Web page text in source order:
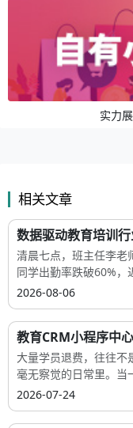
实力
相关文章
数据驱动教育培训
清晨七点，班主任李老
同学出勤率跌破60%，
2026-08-06
教育CRM小程序中
大量学员退费，往往不
毫无察觉的日常里。当
2026-07-24